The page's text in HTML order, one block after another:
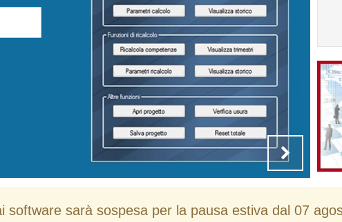
software sarà sospesa per la pausa estiva dal 07